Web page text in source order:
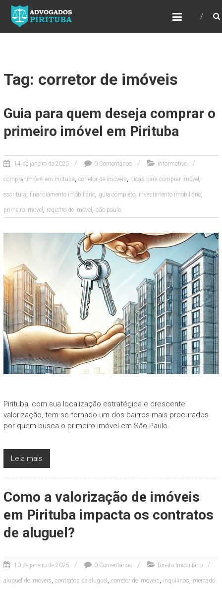
ADVOGADOS PIRITUBA
Precisando de advogado? Entre em contato!
Fazemos toda a assessoria que você
Tag: corretor de imóveis
Guia para quem deseja comprar o
primeiro imóvel em Pirituba
14 de janeiro de 2025 0 Comentários Informativo
comprar imóvel em Pirituba, corretor de imóveis, dicas para comprar imóvel ,
escritura, financiamento imobiliário, guia completo, investimento imobiliário,
primeiro imóvel , registro de imóvel , são paulo
Pirituba, com sua localização estratégica e crescente
valorização, tem se tornado um dos bairros mais procurados
por quem busca o primeiro imóvel em São Paulo.
Leia mais
Como a valorização de imóveis
em Pirituba impacta os contratos
de aluguel?
10 de janeiro de 2025 0 Comentários Direito Imobiliário
aluguel de imóveis, contratos de aluguel , corretor de imóveis, inquilinos, mercado